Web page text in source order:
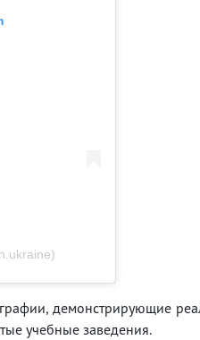
демонстрирующие
учебные заведения.